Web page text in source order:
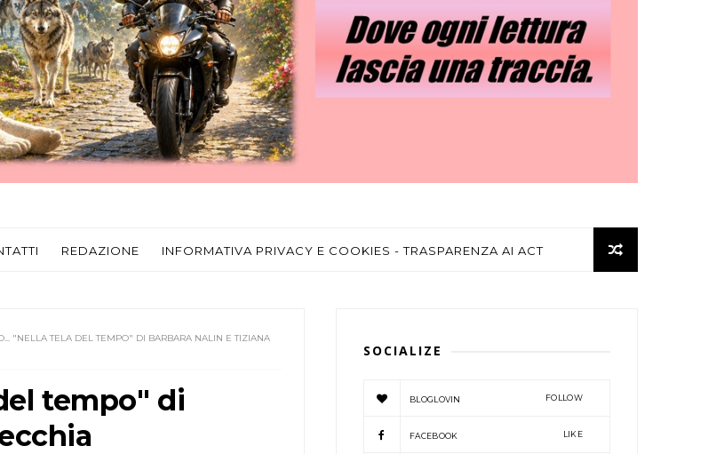
REDAZIONE INFORMATIVA PRIVACY E COOKIES - TRASPARENZA AI ACT
"NELLA TELA DEL TEMPO" DI BARBARA NALIN E TIZIANA
tempo" di
SOCIALIZE
BLOGLOVIN FOLLOW
FACEBOOK LIKE